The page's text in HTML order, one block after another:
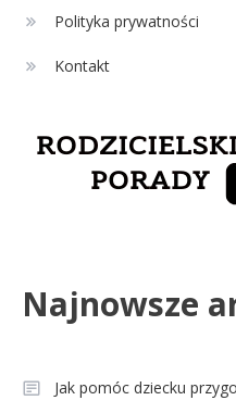
strzelców
Polityka prywatności
Kontakt
Najnowsze
Jak pomóc dziecku